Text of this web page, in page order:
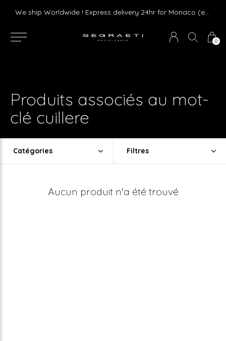
0
We ship Worldwide ! Express delivery 24hr for Monaco (excluding furniture)
Produits associés au mot-
clé cuillere
Catégories Filtres
Aucun produit n'a été trouvé